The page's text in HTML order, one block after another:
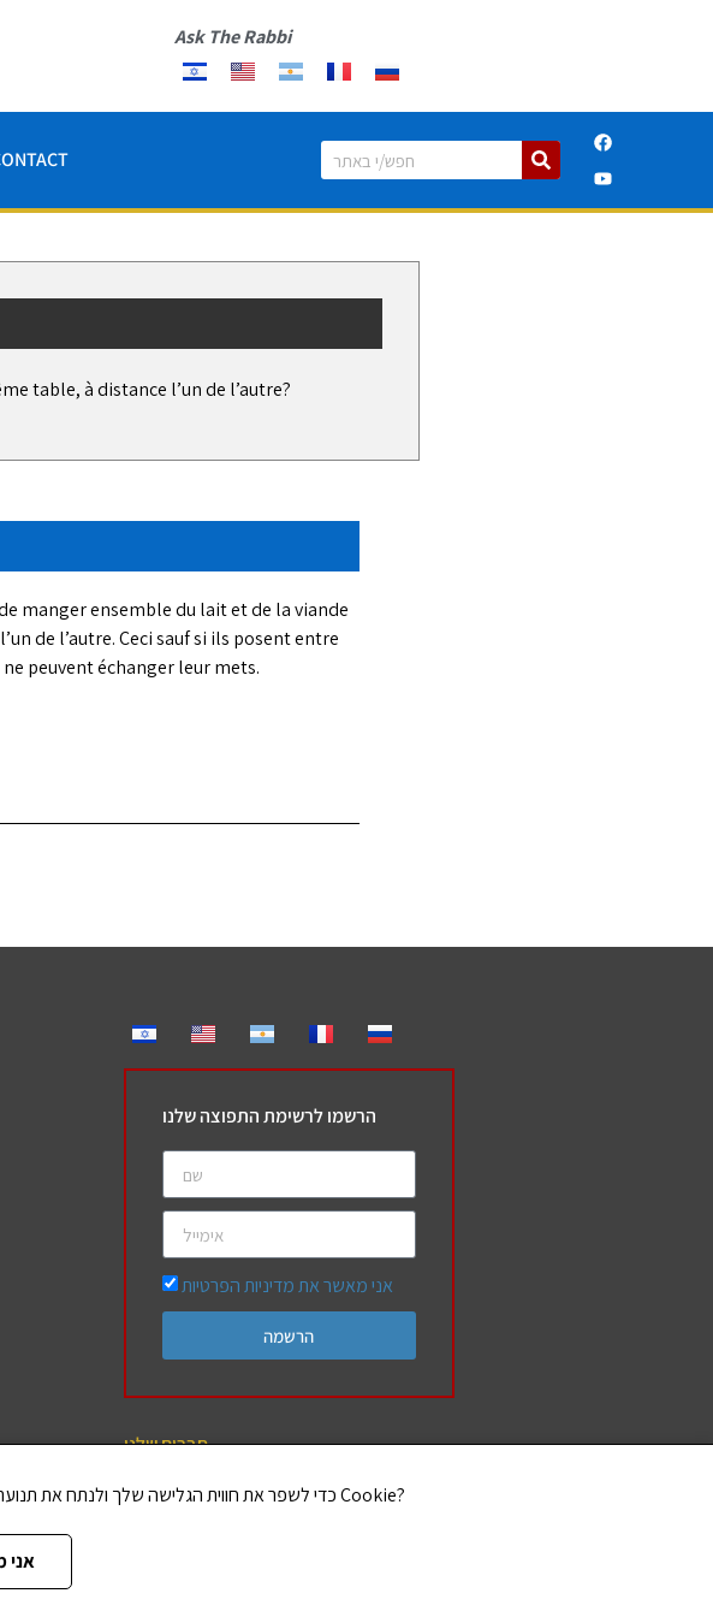
Ask The Rabbi
table, à distance l’un de l’autre?
manger ensemble du lait et de la viande
de l’autre. Ceci sauf si ils posent entre
peuvent échanger leur mets.
הרשמו לרשימת התפוצה שלנו
אני מאשר את מדיניות הפרטיות
הרשמה
חברים שלנו
הללויה
אנו משתמשים בקובצי Cookie כדי לשפר את חווית הגלישה שלך ולנתח את תנועת הגולשים באתר. האם את/ה מסכים/ה לשימוש בקובצי Cookie?